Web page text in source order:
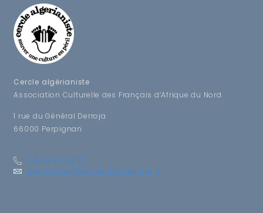
Cercle algérianiste
Association Culturelle des Français d’Afrique du Nord
1 rue du Général Derroja
66000 Perpignan
04.68.53.94.23
secretariat@cerclealgerianiste.fr